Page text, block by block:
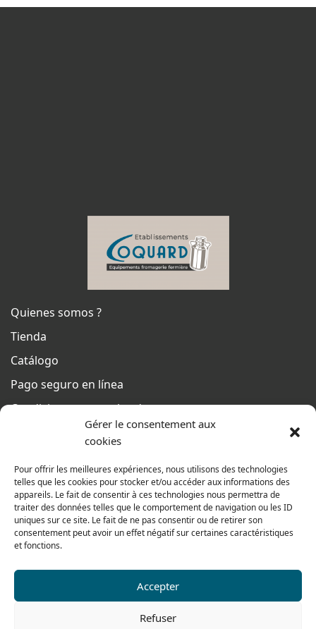
Gérer le consentement aux
cookies
Pour offrir les meilleures expériences, nous utilisons des technologies
telles que les cookies pour stocker et/ou accéder aux informations des
appareils. Le fait de consentir à ces technologies nous permettra de
traiter des données telles que le comportement de navigation ou les ID
uniques sur ce site. Le fait de ne pas consentir ou de retirer son
consentement peut avoir un effet négatif sur certaines caractéristiques
et fonctions.
Accepter
Refuser
Quienes somos ?
Tienda
Catálogo
Pago seguro en línea
Condiciones generales de venta
Del lunes al jueves
De 8h a 12h30 y de 13h30 a 17h20
El viernes
De 8h a 12h30 y de 13h30 a 16h
Nuestra gama para particulares